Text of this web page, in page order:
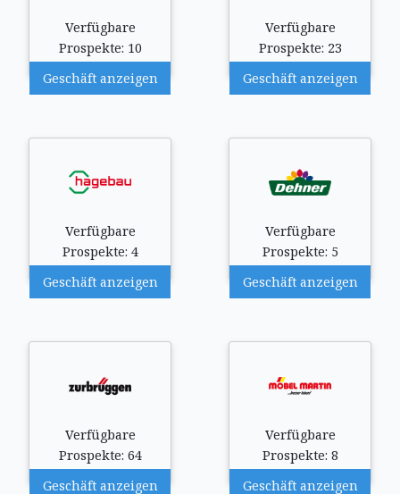
Verfügbare
Prospekte: 10
Geschäft anzeigen
Verfügbare
Prospekte: 23
Geschäft anzeigen
Verfügbare
Prospekte: 4
Geschäft anzeigen
Verfügbare
Prospekte: 5
Geschäft anzeigen
Verfügbare
Prospekte: 64
Geschäft anzeigen
Verfügbare
Prospekte: 8
Geschäft anzeigen